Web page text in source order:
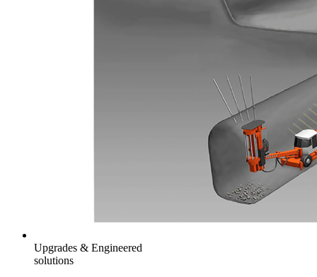
Upgrades & Engineered
solutions